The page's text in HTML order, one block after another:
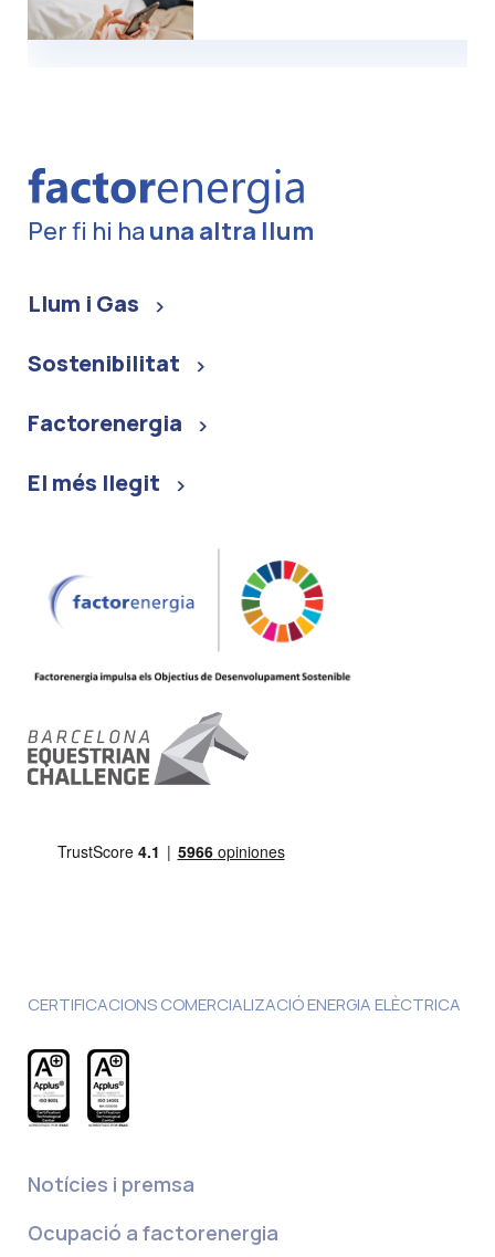
Per fi hi ha una altra llum
Llum i Gas
Sostenibilitat
Factorenergia
El més llegit
CERTIFICACIONS COMERCIALIZACIÓ ENERGIA ELÈCTRICA
Notícies i premsa
Ocupació a factorenergia